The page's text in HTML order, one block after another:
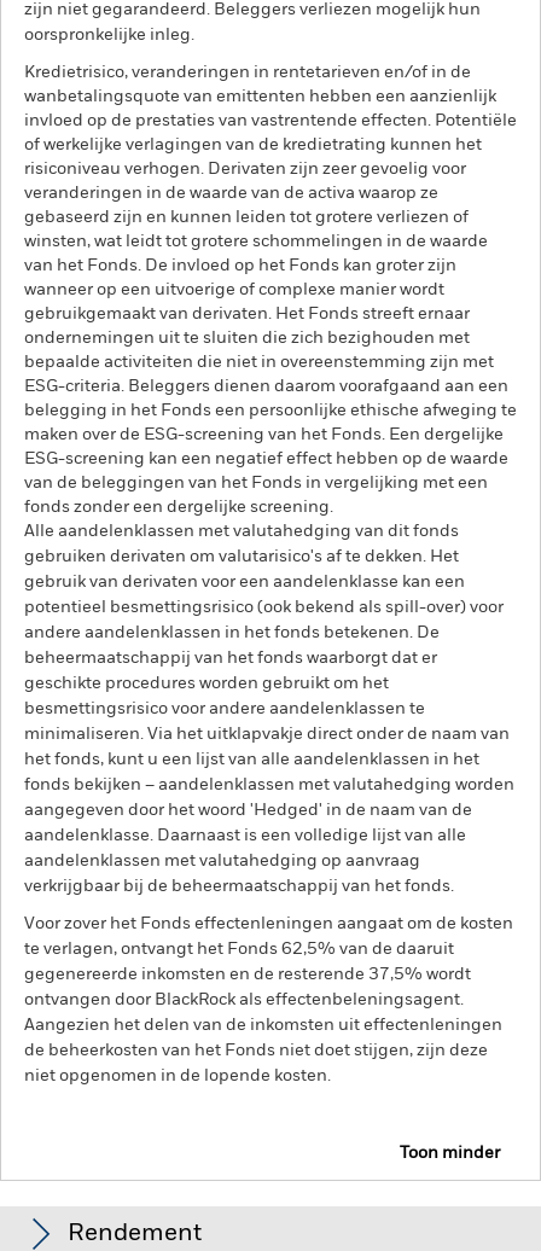
zijn niet gegarandeerd. Beleggers verliezen mogelijk hun
oorspronkelijke inleg.
Kredietrisico, veranderingen in rentetarieven en/of in de
wanbetalingsquote van emittenten hebben een aanzienlijk
invloed op de prestaties van vastrentende effecten. Potentiële
of werkelijke verlagingen van de kredietrating kunnen het
risiconiveau verhogen. Derivaten zijn zeer gevoelig voor
veranderingen in de waarde van de activa waarop ze
gebaseerd zijn en kunnen leiden tot grotere verliezen of
winsten, wat leidt tot grotere schommelingen in de waarde
van het Fonds. De invloed op het Fonds kan groter zijn
wanneer op een uitvoerige of complexe manier wordt
gebruikgemaakt van derivaten. Het Fonds streeft ernaar
ondernemingen uit te sluiten die zich bezighouden met
bepaalde activiteiten die niet in overeenstemming zijn met
ESG-criteria. Beleggers dienen daarom voorafgaand aan een
belegging in het Fonds een persoonlijke ethische afweging te
maken over de ESG-screening van het Fonds. Een dergelijke
ESG-screening kan een negatief effect hebben op de waarde
van de beleggingen van het Fonds in vergelijking met een
fonds zonder een dergelijke screening.
Alle aandelenklassen met valutahedging van dit fonds
gebruiken derivaten om valutarisico's af te dekken. Het
gebruik van derivaten voor een aandelenklasse kan een
potentieel besmettingsrisico (ook bekend als spill-over) voor
andere aandelenklassen in het fonds betekenen. De
beheermaatschappij van het fonds waarborgt dat er
geschikte procedures worden gebruikt om het
besmettingsrisico voor andere aandelenklassen te
minimaliseren. Via het uitklapvakje direct onder de naam van
het fonds, kunt u een lijst van alle aandelenklassen in het
fonds bekijken – aandelenklassen met valutahedging worden
aangegeven door het woord 'Hedged' in de naam van de
aandelenklasse. Daarnaast is een volledige lijst van alle
aandelenklassen met valutahedging op aanvraag
verkrijgbaar bij de beheermaatschappij van het fonds.
Voor zover het Fonds effectenleningen aangaat om de kosten
te verlagen, ontvangt het Fonds 62,5% van de daaruit
gegenereerde inkomsten en de resterende 37,5% wordt
ontvangen door BlackRock als effectenbeleningsagent.
Aangezien het delen van de inkomsten uit effectenleningen
de beheerkosten van het Fonds niet doet stijgen, zijn deze
niet opgenomen in de lopende kosten.
Toon minder
Rendement